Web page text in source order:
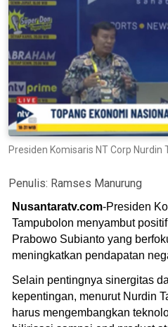
Presiden Komisaris NT Corp Nurdin
Penulis: Ramses Manurung
Nusantaratv.com-Presiden
Tampubolon menyambut
Prabowo Subianto yang
meningkatkan pendapatan
Selain pentingnya sinergitas
kepentingan, menurut Nurdin
harus mengembangkan